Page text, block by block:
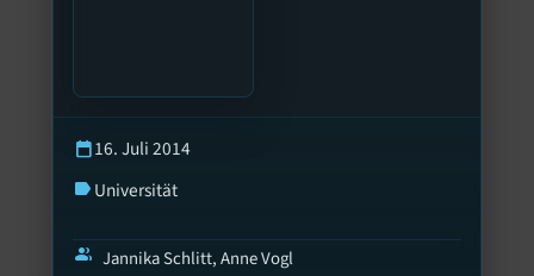
calendar_today16. Juli 2014
labelUniversität
group Jannika Schlitt, Anne Vogl